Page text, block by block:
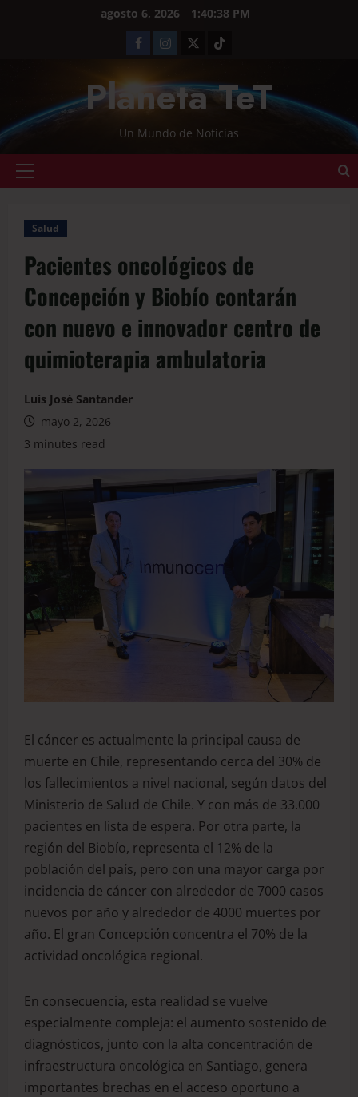
agosto 6, 2026 1:40:39 PM
Planeta TeT
Un Mundo de Noticias
Salud
Pacientes oncológicos de
Concepción y Biobío contarán
con nuevo e innovador centro de
quimioterapia ambulatoria
Luis José Santander
mayo 2, 2026
3 minutes read
El cáncer es actualmente la principal causa de
muerte en Chile, representando cerca del 30% de
los fallecimientos a nivel nacional, según datos del
Ministerio de Salud de Chile. Y con más de 33.000
pacientes en lista de espera. Por otra parte, la
región del Biobío, representa el 12% de la
población del país, pero con una mayor carga por
incidencia de cáncer con alrededor de 7000 casos
nuevos por año y alrededor de 4000 muertes por
año. El gran Concepción concentra el 70% de la
actividad oncológica regional.
En consecuencia, esta realidad se vuelve
especialmente compleja: el aumento sostenido de
diagnósticos, junto con la alta concentración de
infraestructura oncológica en Santiago, genera
importantes brechas en el acceso oportuno a